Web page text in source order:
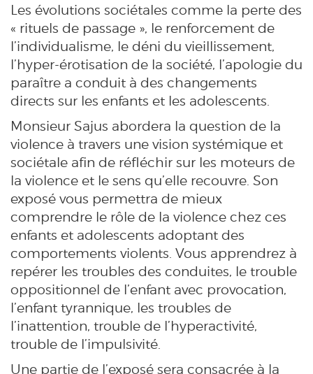
Les évolutions sociétales comme la perte des
« rituels de passage », le renforcement de
l’individualisme, le déni du vieillissement,
l’hyper-érotisation de la société, l’apologie du
paraître a conduit à des changements
directs sur les enfants et les adolescents.
Monsieur Sajus abordera la question de la
violence à travers une vision systémique et
sociétale afin de réfléchir sur les moteurs de
la violence et le sens qu’elle recouvre. Son
exposé vous permettra de mieux
comprendre le rôle de la violence chez ces
enfants et adolescents adoptant des
comportements violents. Vous apprendrez à
repérer les troubles des conduites, le trouble
oppositionnel de l’enfant avec provocation,
l’enfant tyrannique, les troubles de
l’inattention, trouble de l’hyperactivité,
trouble de l’impulsivité.
Une partie de l’exposé sera consacrée à la